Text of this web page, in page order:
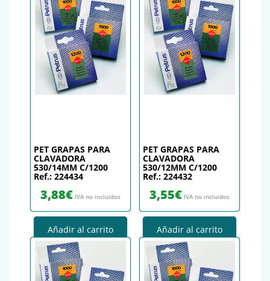
PET GRAPAS PARA
CLAVADORA
530/14MM C/1200
Ref.: 224434
3,88€ IVA no incluidos
Añadir al carrito
PET GRAPAS PARA
CLAVADORA
530/12MM C/1200
Ref.: 224432
3,55€ IVA no incluidos
Añadir al carrito